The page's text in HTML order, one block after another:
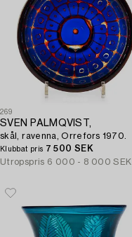
269
SVEN PALMQVIST,
skål, ravenna, Orrefors 1970.
Klubbat pris 7 500 SEK
Utropspris 6 000 - 8 000 SEK